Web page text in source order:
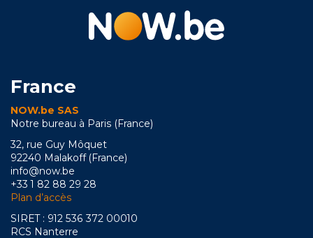
France
NOW.be SAS
Notre bureau à Paris (France)
32, rue Guy Môquet
92240 Malakoff (France)
info@now.be
+33 1 82 88 29 28
Plan d’accès
SIRET : 912 536 372 00010
RCS Nanterre